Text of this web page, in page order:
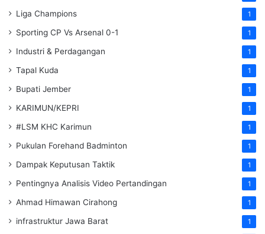
Liga Champions 1
Sporting CP Vs Arsenal 0-1 1
Industri & Perdagangan 1
Tapal Kuda 1
Bupati Jember 1
KARIMUN/KEPRI 1
#LSM KHC Karimun 1
Pukulan Forehand Badminton 1
Dampak Keputusan Taktik 1
Pentingnya Analisis Video Pertandingan 1
Ahmad Himawan Cirahong 1
infrastruktur Jawa Barat 1